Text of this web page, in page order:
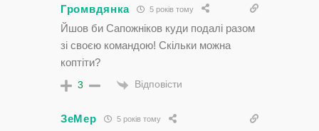
Громвдянка 5 років тому
Йшов би Сапожніков куди подалі разом
зі своєю командою! Скільки можна
коптіти?
3 Відповісти
ЗеМер 5 років тому